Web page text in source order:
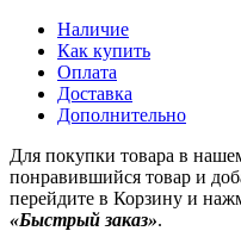
Наличие
Как купить
Оплата
Доставка
Дополнительно
Для покупки товара в
понравившийся товар и
перейдите в Корзину и
«Быстрый заказ».